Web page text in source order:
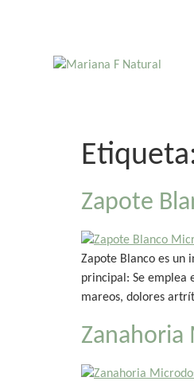
Zapote
Zapote Blanco es un
principal: Se emplea
mareos, dolores
Zanahoria